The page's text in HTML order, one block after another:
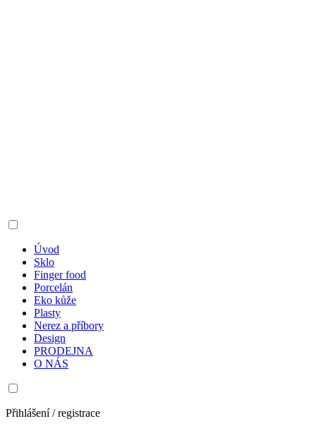
Úvod
Sklo
Finger food
Porcelán
Eko kůže
Plasty
Nerez a příbory
Design
PRODEJNA
O NÁS
Přihlášení / registrace